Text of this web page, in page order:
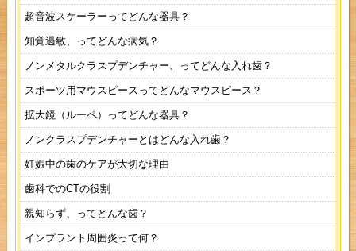
超音波スケーラーってどんな器具？
知覚過敏、ってどんな病気？
ノンメタルクラスプデンチャー、ってどんな入れ歯？
スポーツ用マウスピースってどんなマウスピース？
拡大鏡（ルーペ）ってどんな器具？
ノンクラスプデンチャーとはどんな入れ歯？
妊娠中の歯のケアが大切な理由
歯科でのCTの役割
親知らず、ってどんな歯？
インプラント周囲炎って何？